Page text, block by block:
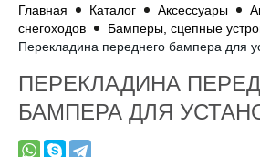
Главная Каталог Аксессуары
снегоходов
Бамперы, сцепные
Перекладина переднего бампера для
ПЕРЕКЛАДИНА
БАМПЕРА ДЛЯ